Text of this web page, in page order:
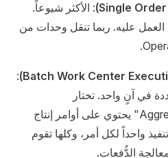
: الأكثر شيوعاً.
العمل عليه. ربما تنقل وحدات من
:
في آنٍ واحد. تختار
"Aggregated Production Order" يحتوي على أوامر إنتاج
واحداً لكل أمر، وكلها تقوم
الدُّفعات.